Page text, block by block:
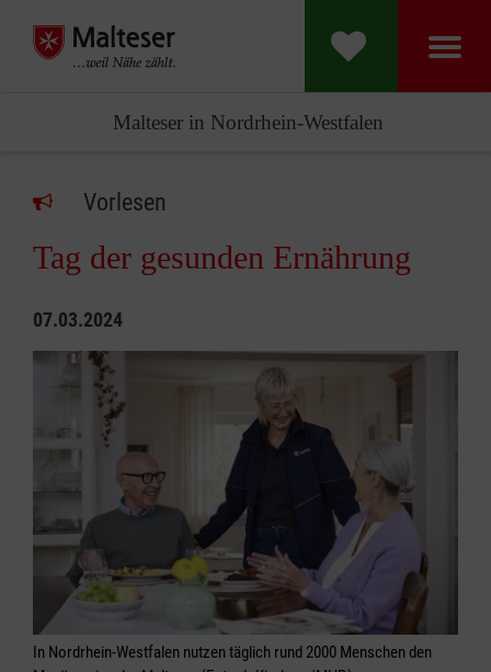
Malteser in Nordrhein-Westfalen
Vorlesen
Tag der gesunden Ernährung
07.03.2024
In Nordrhein-Westfalen nutzen täglich rund 2000 Menschen den